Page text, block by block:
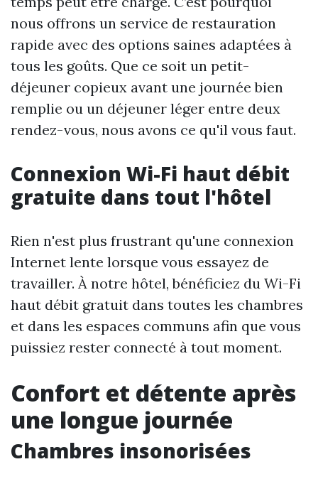
nous offrons un service de restauration
rapide avec des options saines adaptées à
tous les goûts. Que ce soit un petit-
déjeuner copieux avant une journée bien
remplie ou un déjeuner léger entre deux
rendez-vous, nous avons ce qu'il vous faut.
Connexion Wi-Fi haut débit
gratuite dans tout l'hôtel
Rien n'est plus frustrant qu'une connexion
Internet lente lorsque vous essayez de
travailler. À notre hôtel, bénéficiez du Wi-Fi
haut débit gratuit dans toutes les chambres
et dans les espaces communs afin que vous
puissiez rester connecté à tout moment.
Confort et détente après
une longue journée
Chambres insonorisées